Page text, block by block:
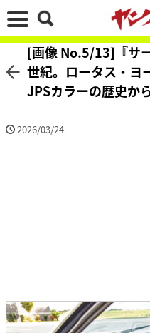
[画像 No.5/13]『サ
世紀。ロータス・ヨ
JPSカラーの歴史か
2026/03/24